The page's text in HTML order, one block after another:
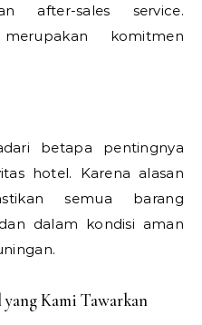
after-sales service.
komitmen
betapa pentingnya
hotel. Karena alasan
semua barang
dalam kondisi aman
Kami Tawarkan